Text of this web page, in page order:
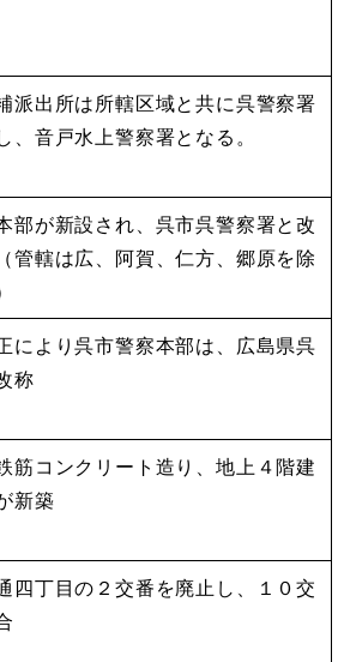
派出所は所轄区域と共に呉警察署
、音戸水上警察署となる。
部が新設され、呉市呉警察署と改
管轄は広、阿賀、仁方、郷原を除
により呉市警察本部は、広島県呉
称
筋コンクリート造り、地上４階建
新築
四丁目の２交番を廃止し、１０交